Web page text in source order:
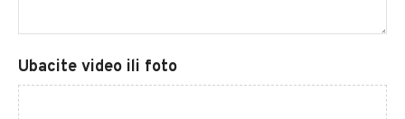
Ubacite video ili foto